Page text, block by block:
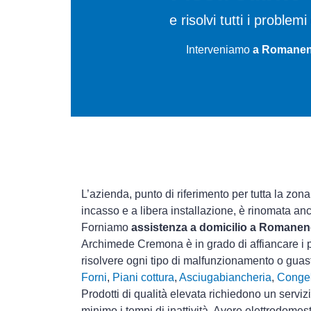
e risolvi tutti i
Interveniamo a
L’azienda, punto di riferimento per tutta la
incasso e a libera installazione, è rinomata
Forniamo assistenza a domicilio a
Archimede Cremona è in grado di affiancare i
risolvere ogni tipo di malfunzionamento o
Forni, Piani cottura, Asciugabiancheria,
Prodotti di qualità elevata richiedono un